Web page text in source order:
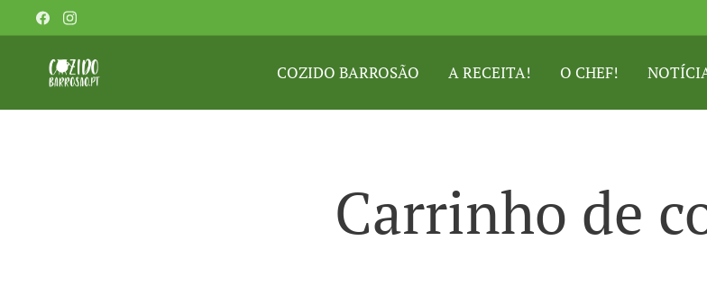
COZIDO BARROSÃO A RECEITA! O CHEF!
Carrinho de